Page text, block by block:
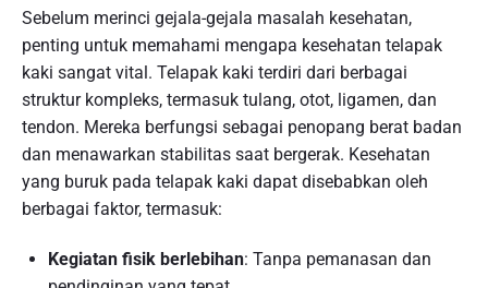
Sebelum merinci gejala-gejala masalah kesehatan,
penting untuk memahami mengapa kesehatan telapak
kaki sangat vital. Telapak kaki terdiri dari berbagai
struktur kompleks, termasuk tulang, otot, ligamen, dan
tendon. Mereka berfungsi sebagai penopang berat badan
dan menawarkan stabilitas saat bergerak. Kesehatan
yang buruk pada telapak kaki dapat disebabkan oleh
berbagai faktor, termasuk:
Kegiatan fisik berlebihan: Tanpa pemanasan dan